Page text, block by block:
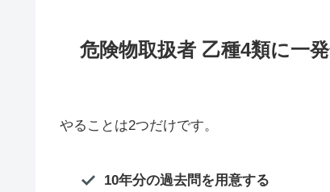
危険物取扱者 乙種4類に一
やることは2つだけです。
10年分の過去問を用意する